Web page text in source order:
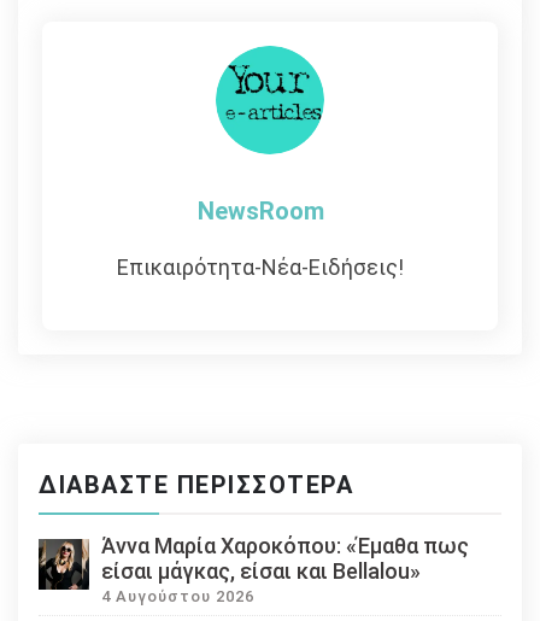
NewsRoom
Επικαιρότητα-Νέα-Ειδήσεις!
ΔΙΑΒΆΣΤΕ ΠΕΡΙΣΣΌΤΕΡΑ
Άννα Μαρία Χαροκόπου: «Έμαθα πως
είσαι μάγκας, είσαι και Bellalou»
4 Αυγούστου 2026